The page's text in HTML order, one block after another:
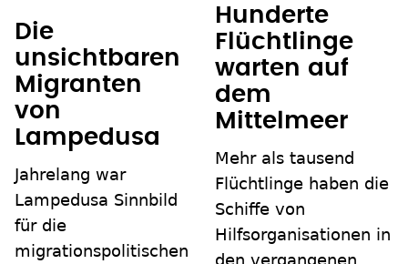
Die
unsichtbaren
Migranten
von
Lampedusa
Jahrelang war
Lampedusa Sinnbild
für die
migrationspolitischen
Hunderte
Flüchtlinge
warten auf
dem
Mittelmeer
Mehr als tausend
Flüchtlinge haben die
Schiffe von
Hilfsorganisationen in
den vergangenen